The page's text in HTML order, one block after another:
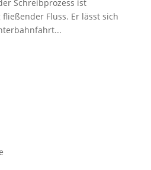
Schreibprozess ist
Fluss. Er lässt sich